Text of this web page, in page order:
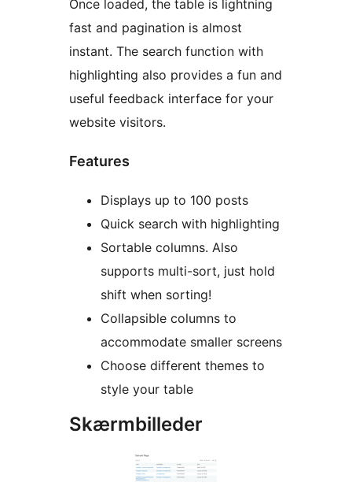
Once loaded, the table is lightning
fast and pagination is almost
instant. The search function with
highlighting also provides a fun and
useful feedback interface for your
website visitors.
Features
Displays up to 100 posts
Quick search with highlighting
Sortable columns. Also
supports multi-sort, just hold
shift when sorting!
Collapsible columns to
accommodate smaller screens
Choose different themes to
style your table
Skærmbilleder